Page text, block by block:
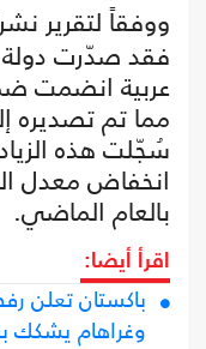
ووفقاً لتقرير
فقد صدّرت دولة
عربية انضمت
مما تم تصديره
سُجّلت هذه
انخفاض معدل
بالعام الماضي.
اقرأ أيضا:
باكستان تعلن
وغراهام يشكك